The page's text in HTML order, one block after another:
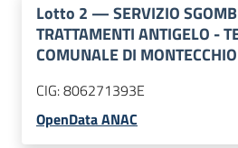
Lotto 2 —SERVIZIO
TRATTAMENTI ANTIGELO -
COMUNALE DI
CIG:806271393E
OpenData ANAC